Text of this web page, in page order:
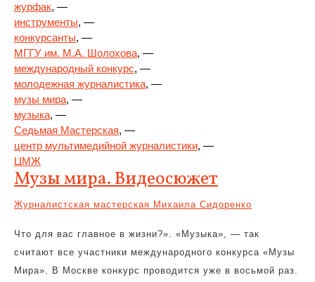
журфак, —
инструменты, —
конкурсанты, —
МГГУ им. М.А. Шолохова, —
международный конкурс, —
молодежная журналистика, —
музы мира, —
музыка, —
Седьмая Мастерская, —
центр мультимедийной журналистики, —
ЦМЖ
Музы мира. Видеосюжет
Журналистская мастерская Михаила Сидоренко
Что для вас главное в жизни?». «Музыка», — так
считают все участники международного конкурса «Музы
Мира». В Москве конкурс проводится уже в восьмой раз.